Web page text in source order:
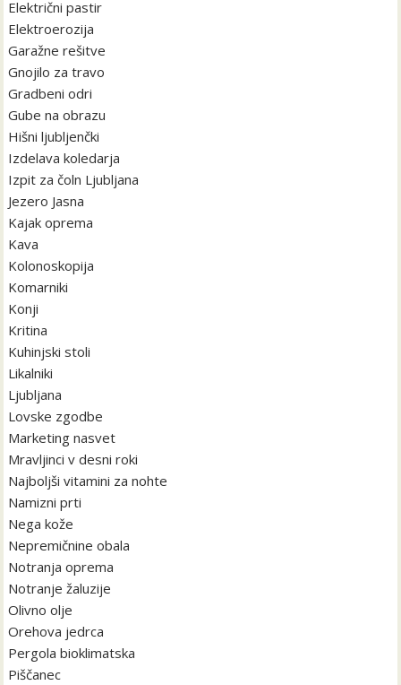
Električni pastir
Elektroerozija
Garažne rešitve
Gnojilo za travo
Gradbeni odri
Gube na obrazu
Hišni ljubljenčki
Izdelava koledarja
Izpit za čoln Ljubljana
Jezero Jasna
Kajak oprema
Kava
Kolonoskopija
Komarniki
Konji
Kritina
Kuhinjski stoli
Likalniki
Ljubljana
Lovske zgodbe
Marketing nasvet
Mravljinci v desni roki
Najboljši vitamini za nohte
Namizni prti
Nega kože
Nepremičnine obala
Notranja oprema
Notranje žaluzije
Olivno olje
Orehova jedrca
Pergola bioklimatska
Piščanec